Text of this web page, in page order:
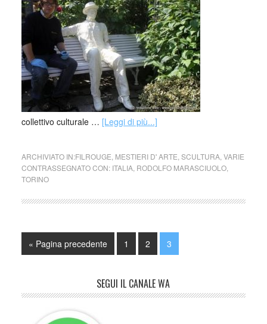
collettivo culturale … [Leggi di più...]
ARCHIVIATO IN:FILROUGE MESTIERI D' ARTE SCULTURA, VARIE
CONTRASSEGNATO CON: ITALIA, RODOLFO MARASCIUOLO,
TORINO
« Pagina precedente 1 2 3
SEGUI IL CANALE WA